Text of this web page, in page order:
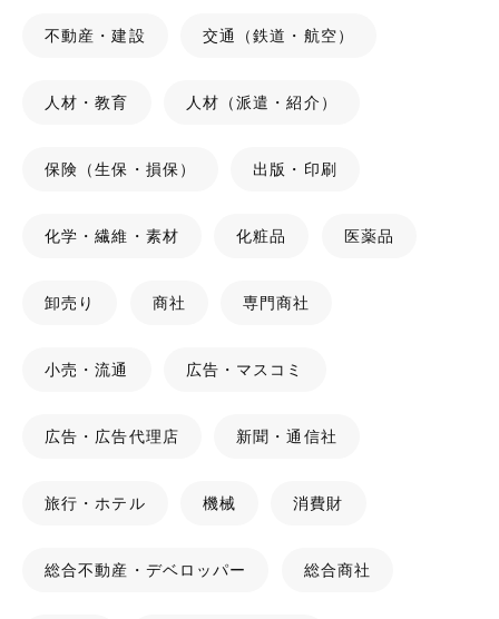
不動産・建設 交通（鉄道・航空）
人材・教育 人材（派遣・紹介）
保険（生保・損保） 出版・印刷
化学・繊維・素材 化粧品 医薬品
卸売り 商社 専門商社
小売・流通 広告・マスコミ
広告・広告代理店 新聞・通信社
旅行・ホテル 機械 消費財
総合不動産・デベロッパー 総合商社